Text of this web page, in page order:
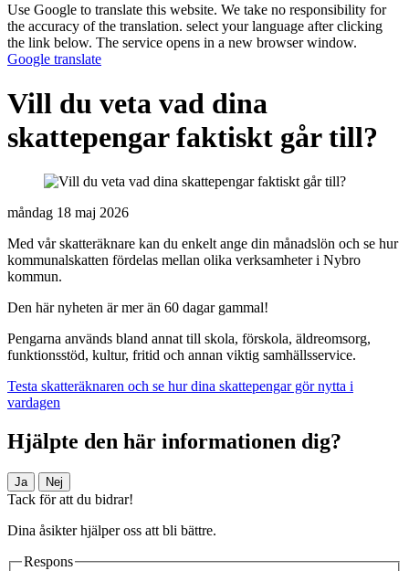
Use Google to translate this website. We take no responsibility for
the accuracy of the translation. select your language after clicking
the link below. The service opens in a new browser window.
Google translate
Vill du veta vad dina
skattepengar faktiskt går till?
måndag 18 maj 2026
Med vår skatteräknare kan du enkelt ange din månadslön och se hur
kommunalskatten fördelas mellan olika verksamheter i Nybro
kommun.
Den här nyheten är mer än 60 dagar gammal!
Pengarna används bland annat till skola, förskola, äldreomsorg,
funktionsstöd, kultur, fritid och annan viktig samhällsservice.
Testa skatteräknaren och se hur dina skattepengar gör nytta i
vardagen
Hjälpte den här informationen dig?
Ja Nej
Tack för att du bidrar!
Dina åsikter hjälper oss att bli bättre.
Respons